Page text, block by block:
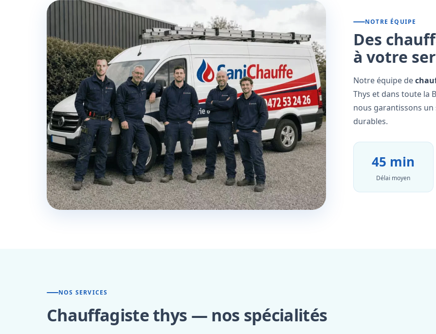
NOTRE ÉQUIPE
Des
à votre
Notre équipe de
Thys et dans toute la
nous garantissons
durables.
45 min
Délai moyen
NOS SERVICES
Chauffagiste thys — nos spécialités